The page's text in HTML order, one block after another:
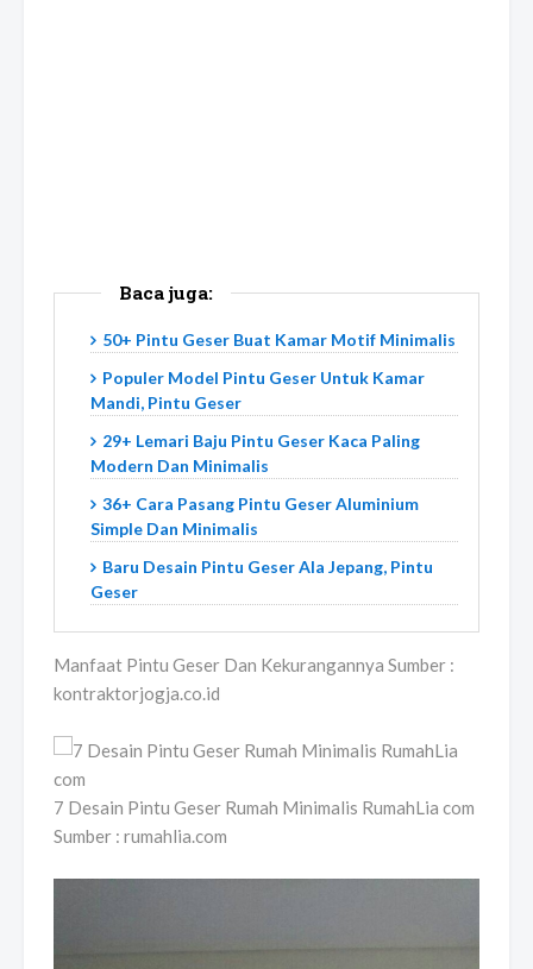
Baca juga:
50+ Pintu Geser Buat Kamar Motif Minimalis
Populer Model Pintu Geser Untuk Kamar
Mandi, Pintu Geser
29+ Lemari Baju Pintu Geser Kaca Paling
Modern Dan Minimalis
36+ Cara Pasang Pintu Geser Aluminium
Simple Dan Minimalis
Baru Desain Pintu Geser Ala Jepang, Pintu
Geser
Manfaat Pintu Geser Dan Kekurangannya Sumber :
kontraktorjogja.co.id
7 Desain Pintu Geser Rumah Minimalis RumahLia com
Sumber : rumahlia.com